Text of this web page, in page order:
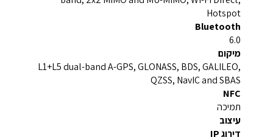
Hotspot
Bluetooth
6.0
מיקום
L1+L5 dual-band A-GPS, GLONASS, BDS, GALILEO,
QZSS, NavIC and SBAS
NFC
תמיכה
עיצוב
דירוג IP